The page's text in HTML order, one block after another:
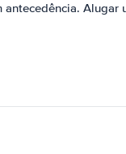
Alugar